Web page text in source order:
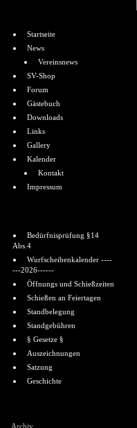
Startseite
News
Vereinsnews
SV-Shop
Forum
Gästebuch
Downloads
Links
Gallery
Kalender
Kontakt
Impressum
Bedürfnisprüfung §14
Abs.4
Wurfscheibenkalender ----
---2026------
Öffnungs und Schießzeiten
Schießen an Feiertagen
Standbelegung
Standgebühren
§ Gesetze §
Auszeichnungen
Satzung
Geschichte
Archiv